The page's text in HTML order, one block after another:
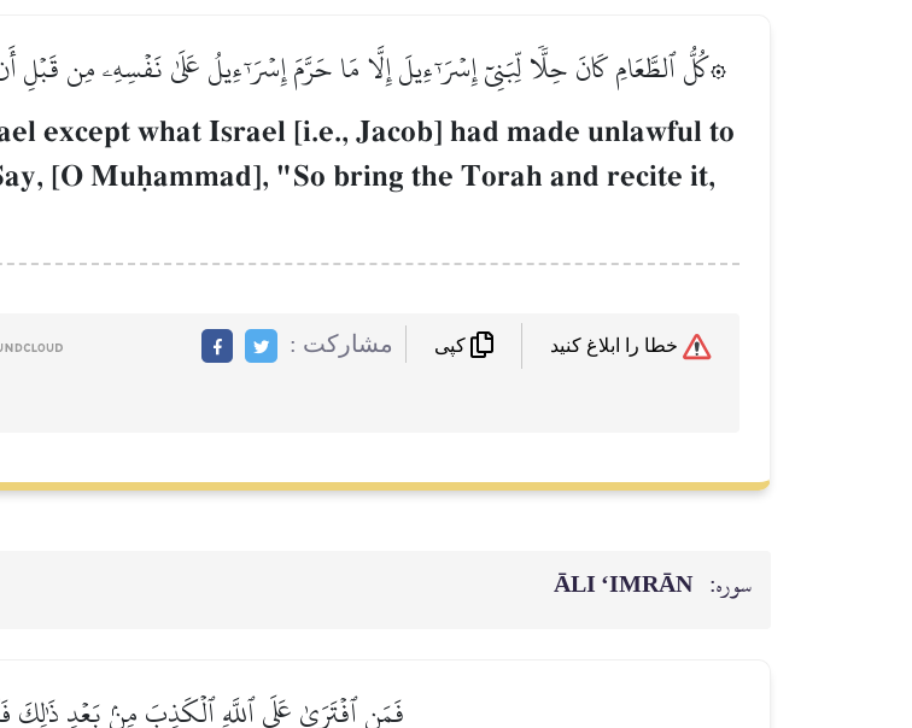
۞كُلُّ ٱلطَّعَامِ كَانَ حِلّٗا لِّبَنِيٓ إِسۡرَـٰٓءِيلَ إِلَّا مَا حَرَّمَ إِسۡرَـٰٓءِيلُ عَلَىٰ نَفۡسِهِۦ مِن قَبۡلِ
except what Israel [i.e., Jacob] had made unlawful to
[O Muúammad], "So bring the Torah and recite it,
مشاركت :
سوره: ĀLI ‘IMRĀN
فَمَنِ ٱفۡتَرَىٰ عَلَى ٱللَّهِ ٱلۡكَذِبَ مِنۢ بَعۡدِ ذَٰلِكَ